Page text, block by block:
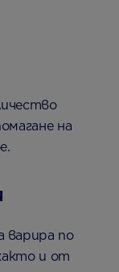
на
варира по
и от